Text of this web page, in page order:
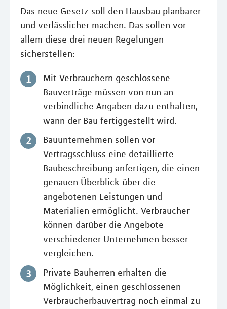
Das neue Gesetz soll den Hausbau planbarer
und verlässlicher machen. Das sollen vor
allem diese drei neuen Regelungen
sicherstellen:
Mit Verbrauchern geschlossene
Bauverträge müssen von nun an
verbindliche Angaben dazu enthalten,
wann der Bau fertiggestellt wird.
Bauunternehmen sollen vor
Vertragsschluss eine detaillierte
Baubeschreibung anfertigen, die einen
genauen Überblick über die
angebotenen Leistungen und
Materialien ermöglicht. Verbraucher
können darüber die Angebote
verschiedener Unternehmen besser
vergleichen.
Private Bauherren erhalten die
Möglichkeit, einen geschlossenen
Verbraucherbauvertrag noch einmal zu